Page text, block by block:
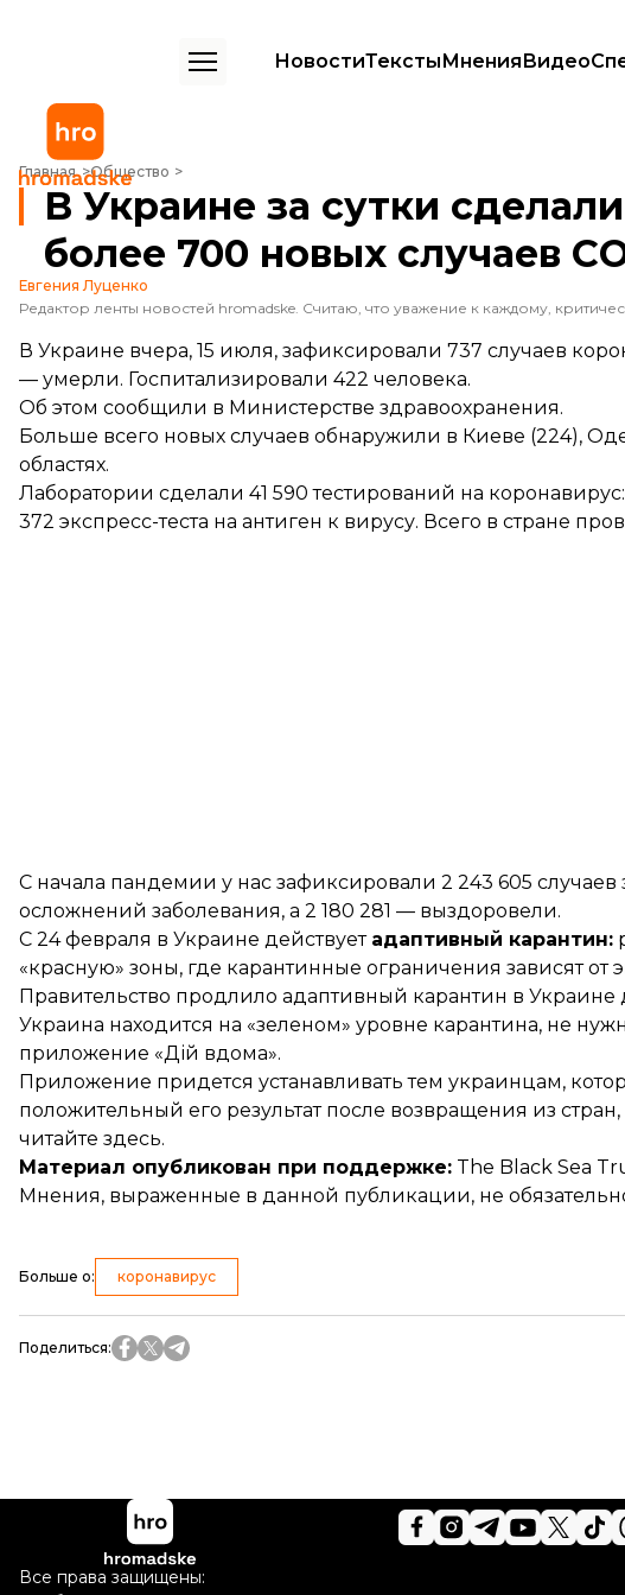
НовостиТекстыМненияВидео
Главная Общество
В Украине за сутки сделали 41 тысячу тестов и обнаружили более 700 новых
В Украине за сутки
более 700 новых случаев
Евгения Луценко
В Украине вчера, 15 июля, зафиксировали 737 случаев
— умерли. Госпитализировали 422 человека.
Об этом сообщили в Министерстве здравоохранения.
Больше всего новых случаев обнаружили в Киеве (224),
областях.
Лаборатории сделали 41 590 тестирований на
372 экспресс-теста на антиген к вирусу. Всего в стране
С начала пандемии у нас зафиксировали 2 243 605
осложнений заболевания, а 2 180 281 — выздоровели.
С 24 февраля в Украине действует адаптивный карантин:
«красную» зоны, где карантинные ограничения зависят
Правительство продлило адаптивный карантин в Украине
Украина находится на «зеленом» уровне карантина, не
приложение «Дій вдома».
Приложение придется устанавливать тем украинцам,
положительный его результат после возвращения из
читайте здесь.
Материал опубликован при поддержке: The Black Sea
Мнения, выраженные в данной публикации, не
Больше о: коронавирус
Поделиться:
Все права защищены: